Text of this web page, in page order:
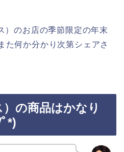
）のお店の季節限定の年末
た何か分かり次第シェアさ
の商品はかなり
*)